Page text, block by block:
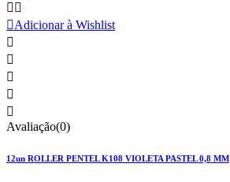
 
Adicionar à Wishlist





Avaliação(0)
12un ROLLER PENTEL K108 VIOLETA PASTEL 0,8 MM